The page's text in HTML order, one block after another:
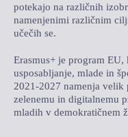
TEČAJI
60-LETNICA
potekajo na različnih
namenjenimi različnim
učečih se.
Erasmus+ je program
usposabljanje, mlade in
2021-2027 namenja
zelenemu in digitalnemu
mladih v demokratičnem